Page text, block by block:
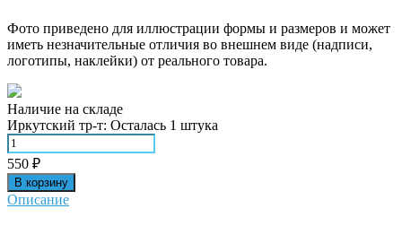
Фото приведено для иллюстрации формы и размеров и может
иметь незначительные отличия во внешнем виде (надписи,
логотипы, наклейки) от реального товара.
Наличие на складе
Иркутский тр-т: Осталась 1 штука
550 ₽
В корзину
Описание